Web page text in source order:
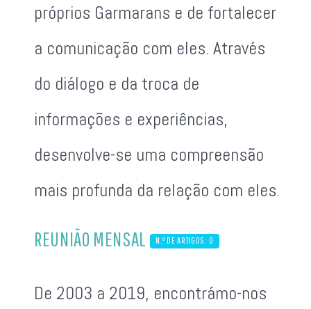
próprios Garmarans e de fortalecer
a comunicação com eles. Através
do diálogo e da troca de
informações e experiências,
desenvolve-se uma compreensão
mais profunda da relação com eles.
REUNIÃO MENSAL N.º DE ARTIGOS: 0
De 2003 a 2019, encontrámo-nos